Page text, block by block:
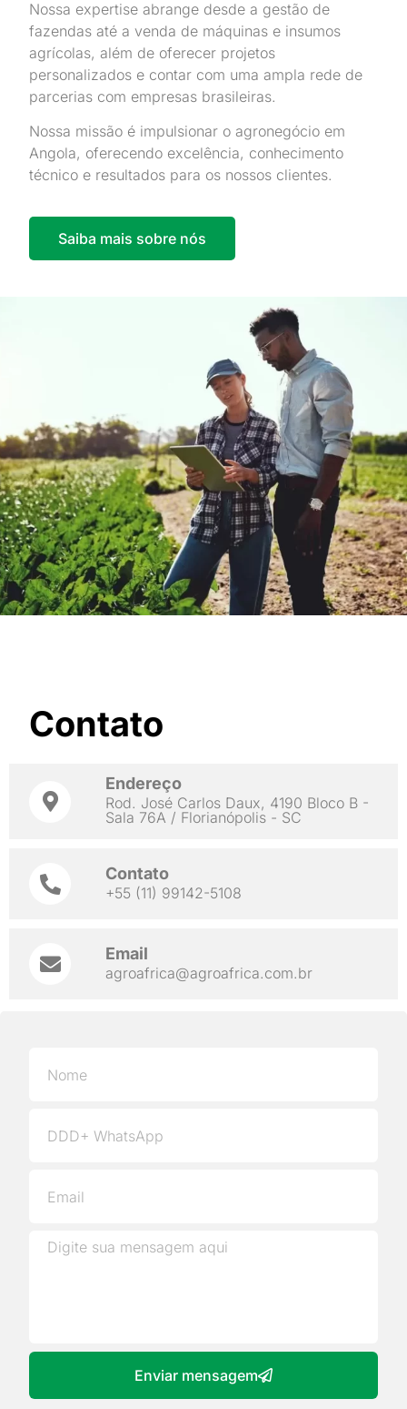
Nossa expertise abrange desde a gestão de
fazendas até a venda de máquinas e insumos
agrícolas, além de oferecer projetos
personalizados e contar com uma ampla rede de
parcerias com empresas brasileiras.
Nossa missão é impulsionar o agronegócio em
Angola, oferecendo excelência, conhecimento
técnico e resultados para os nossos clientes.
Saiba mais sobre nós
Contato
Endereço
Rod. José Carlos Daux, 4190 Bloco B -
Sala 76A / Florianópolis - SC
Contato
+55 (11) 99142-5108
Email
agroafrica@agroafrica.com.br
Enviar mensagem